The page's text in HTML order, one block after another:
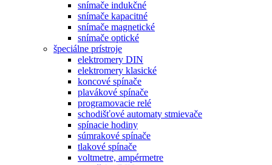
snímače indukčné
snímače kapacitné
snímače magnetické
snímače optické
špeciálne prístroje
elektromery DIN
elektromery klasické
koncové spínače
plavákové spínače
programovacie relé
schodišťové automaty stmievače
spínacie hodiny
súmrakové spínače
tlakové spínače
voltmetre, ampérmetre